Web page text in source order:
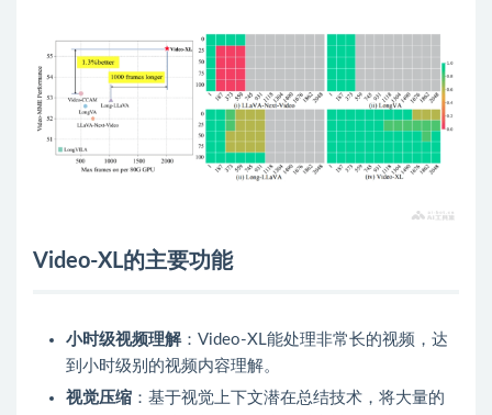
Video-XL的主要功能
小时级视频理解：Video-XL能处理非常长的视频，达
到小时级别的视频内容理解。
视觉压缩 ：基于视觉上下文潜在总结技术，将大量的